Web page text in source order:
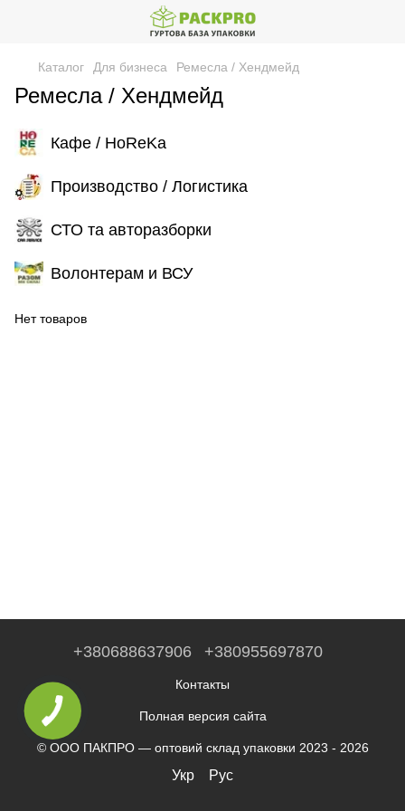
Каталог Для бизнеса Ремесла / Хендмейд
Ремесла / Хендмейд
Кафе / HoReKa
Производство / Логистика
СТО та авторазборки
Волонтерам и ВСУ
Нет товаров
+380688637906 +380955697870
Контакты
Полная версия сайта
© ООО ПАКПРО — оптовий склад упаковки 2023 - 2026
Укр Рус